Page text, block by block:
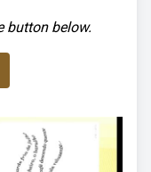
button below.